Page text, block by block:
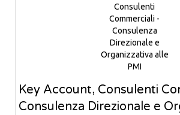
Key Account, Consulenti
Consulenza Direzionale e